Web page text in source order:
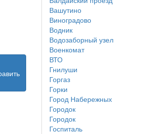
Вашутино
Виноградово
Водник
Водозаборный узел
Военкомат
ВТО
Гнилуши
Горгаз
Горки
Город Набережных
Городок
Городок
Госпиталь